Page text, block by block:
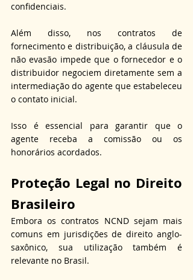
confidenciais.
Além disso, nos contratos de
fornecimento e distribuição, a cláusula de
não evasão impede que o fornecedor e o
distribuidor negociem diretamente sem a
intermediação do agente que estabeleceu
o contato inicial.
Isso é essencial para garantir que o
agente receba a comissão ou os
honorários acordados.
Proteção Legal no Direito
Brasileiro
Embora os contratos NCND sejam mais
comuns em jurisdições de direito anglo-
saxônico, sua utilização também é
relevante no Brasil.